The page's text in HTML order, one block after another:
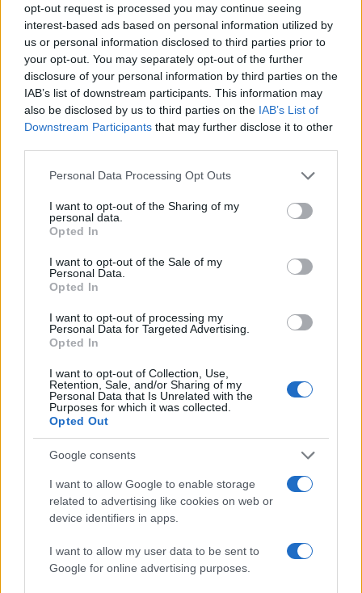
opt-out request is processed you may continue seeing
interest-based ads based on personal information utilized by
us or personal information disclosed to third parties prior to
your opt-out. You may separately opt-out of the further
disclosure of your personal information by third parties on the
IAB’s list of downstream participants. This information may
also be disclosed by us to third parties on the IAB’s List of
Downstream Participants that may further disclose it to other
Please note that this website/app uses one or more Google
not limited to your visit or usage behaviour. You may click to
grant or deny consent to Google and its third-party tags to
use your data for below specified purposes in below Google
consent section.
Personal Data Processing Opt Outs
I want to opt-out of the Sharing of my
personal data.
Opted In
I want to opt-out of the Sale of my
Personal Data.
Opted In
I want to opt-out of processing my
Personal Data for Targeted Advertising.
Opted In
I want to opt-out of Collection, Use,
Retention, Sale, and/or Sharing of my
Personal Data that Is Unrelated with the
Purposes for which it was collected.
Opted Out
Google consents
I want to allow Google to enable storage
related to advertising like cookies on web or
device identifiers in apps.
I want to allow my user data to be sent to
Google for online advertising purposes.
Continua a leggere
Come scegliere le scarpe da running donna: comfort
e performance
Marco Tessari · 8 Ago 2026